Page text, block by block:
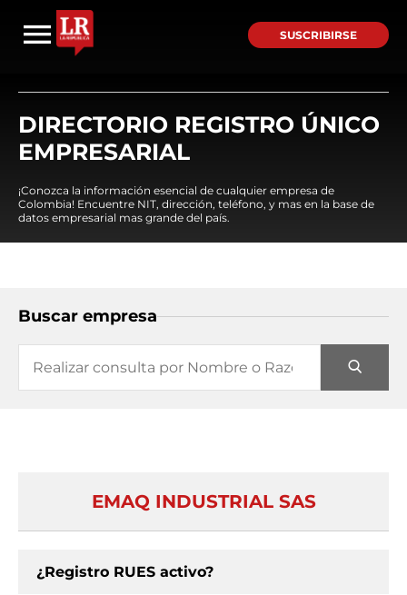
SUSCRIBIRSE
DIRECTORIO REGISTRO ÚNICO
EMPRESARIAL
¡Conozca la información esencial de cualquier empresa de
Colombia! Encuentre NIT, dirección, teléfono, y mas en la base de
datos empresarial mas grande del país.
Buscar empresa
EMAQ INDUSTRIAL SAS
¿Registro RUES activo?